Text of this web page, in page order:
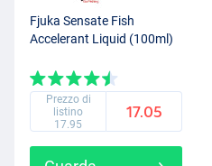
Fjuka Sensate Fish
Accelerant Liquid (100ml)
Prezzo di
listino
17.95
17.05